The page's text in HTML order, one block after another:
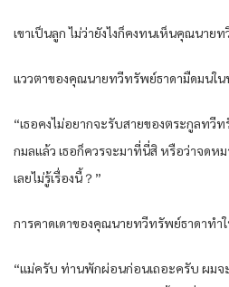
เขาเป็นลูก ไม่ว่ายังไงก็คงทนเห็นคุณนายท
แววตาของคุณนายทวีทรัพย์ธาดามืดมนใ
“เธอคงไม่อยากจะรับสายของตระกูลทวี
กมลแล้ว เธอก็ควรจะมาที่นี่สิ หรือว่าจดหม
เลยไม่รู้เรื่องนี้？”
การคาดเดาของคุณนายทวีทรัพย์ธาดาทำ
“แม่ครับ ท่านพักผ่อนก่อนเถอะครับ ผมจ